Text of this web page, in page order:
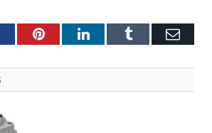
PinterestLinkedInTumblr